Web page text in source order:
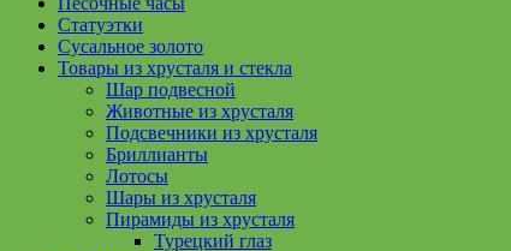
Статуэтки
Сусальное золото
Товары из хрусталя и стекла
Шар подвесной
Животные из хрусталя
Подсвечники из хрусталя
Бриллианты
Лотосы
Шары из хрусталя
Пирамиды из хрусталя
Турецкий глаз